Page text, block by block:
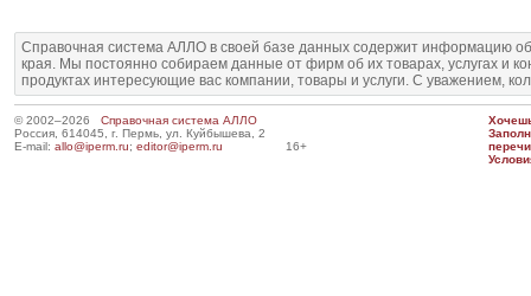
Справочная система АЛЛО в своей базе данных содержит информацию
края. Мы постоянно собираем данные от фирм об их товарах, услугах и
продуктах интересующие вас компании, товары и услуги. С уважением,
© 2002–2026 Справочная система АЛЛО
Россия, 614045, г. Пермь, ул. Куйбышева, 2
E-mail: allo@iperm.ru; editor@iperm.ru 16+